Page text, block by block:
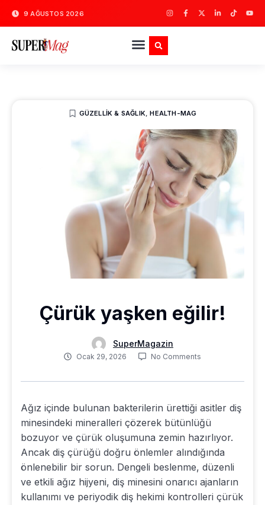
9 AĞUSTOS 2026
GÜZELLIK & SAĞLIK,HEALTH-MAG
Çürük yaşken eğilir!
SuperMagazin
Ocak 29, 2026 No Comments
Ağız içinde bulunan bakterilerin ürettiği asitler diş
minesindeki mineralleri çözerek bütünlüğü
bozuyor ve çürük oluşumuna zemin hazırlıyor.
Ancak diş çürüğü doğru önlemler alındığında
önlenebilir bir sorun. Dengeli beslenme, düzenli
ve etkili ağız hijyeni, diş minesini onarıcı ajanların
kullanımı ve periyodik diş hekimi kontrolleri çürük